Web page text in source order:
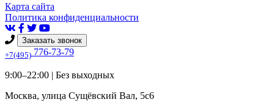
Карта сайта
Политика конфиденциальности
Заказать звонок
+7(495) 776-73-79
9:00–22:00 | Без выходных
Москва, улица Сущёвский Вал, 5с6